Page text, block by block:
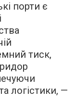
порти є
тиск,
логістики, —